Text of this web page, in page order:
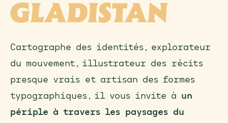
GLADISTAN
Cartographe des identités, explorateur
du mouvement, illustrateur des récits
presque vrais et artisan des formes
typographiques, il vous invite à un
périple à travers les paysages du